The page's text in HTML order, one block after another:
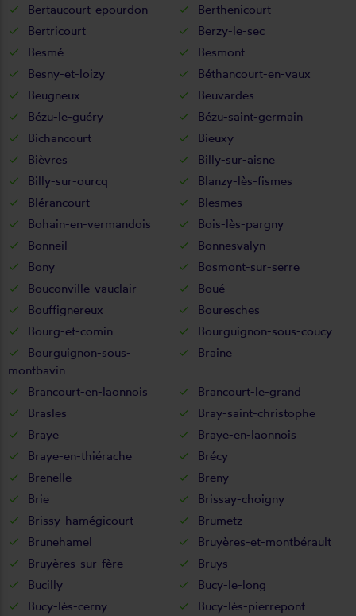
Bertaucourt-epourdon
Berthenicourt
Bertricourt
Berzy-le-sec
Besmé
Besmont
Besny-et-loizy
Béthancourt-en-vaux
Beugneux
Beuvardes
Bézu-le-guéry
Bézu-saint-germain
Bichancourt
Bieuxy
Bièvres
Billy-sur-aisne
Billy-sur-ourcq
Blanzy-lès-fismes
Blérancourt
Blesmes
Bohain-en-vermandois
Bois-lès-pargny
Bonneil
Bonnesvalyn
Bony
Bosmont-sur-serre
Bouconville-vauclair
Boué
Bouffignereux
Bouresches
Bourg-et-comin
Bourguignon-sous-coucy
Bourguignon-sous-
montbavin
Braine
Brancourt-en-laonnois
Brancourt-le-grand
Brasles
Bray-saint-christophe
Braye
Braye-en-laonnois
Braye-en-thiérache
Brécy
Brenelle
Breny
Brie
Brissay-choigny
Brissy-hamégicourt
Brumetz
Brunehamel
Bruyères-et-montbérault
Bruyères-sur-fère
Bruys
Bucilly
Bucy-le-long
Bucy-lès-cerny
Bucy-lès-pierrepont